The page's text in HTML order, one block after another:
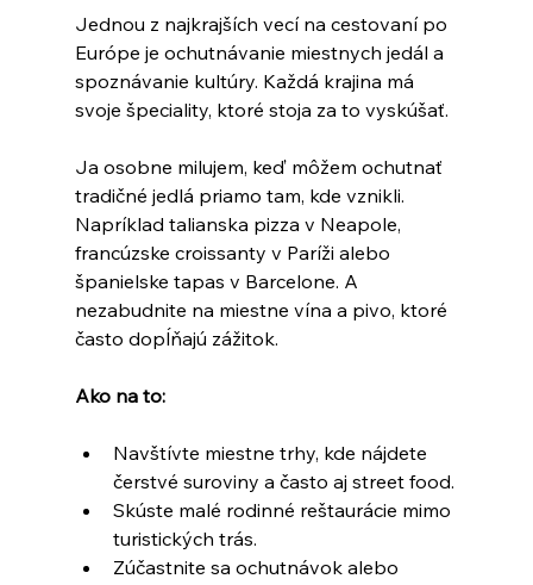
Jednou z najkrajších vecí na cestovaní po
Európe je ochutnávanie miestnych jedál a
spoznávanie kultúry. Každá krajina má
svoje špeciality, ktoré stoja za to vyskúšať.
Ja osobne milujem, keď môžem ochutnať
tradičné jedlá priamo tam, kde vznikli.
Napríklad talianska pizza v Neapole,
francúzske croissanty v Paríži alebo
španielske tapas v Barcelone. A
nezabudnite na miestne vína a pivo, ktoré
často dopĺňajú zážitok.
Ako na to:
Navštívte miestne trhy, kde nájdete
čerstvé suroviny a často aj street food.
Skúste malé rodinné reštaurácie mimo
turistických trás.
Zúčastnite sa ochutnávok alebo